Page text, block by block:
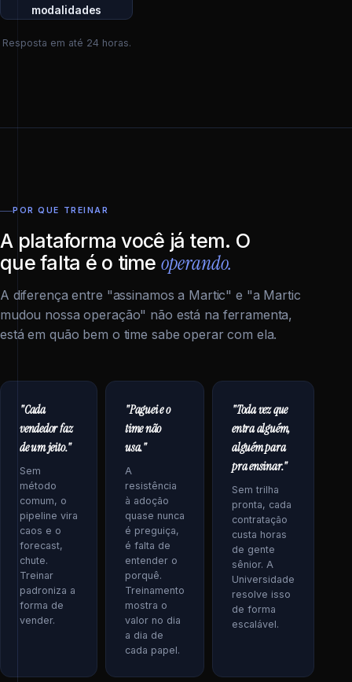
modalidades
Resposta em até 24 horas.
POR QUE TREINAR
A plataforma você já tem. O
que falta é o time operando.
A diferença entre "assinamos a Martic" e "a Martic
mudou nossa operação" não está na ferramenta,
está em quão bem o time sabe operar com ela.
"Cada
vendedor faz
de um jeito."
Sem
método
comum, o
pipeline vira
caos e o
forecast,
chute.
Treinar
padroniza a
forma de
vender.
"Paguei e o
time não
usa."
A
resistência
à adoção
quase nunca
é preguiça,
é falta de
entender o
porquê.
Treinamento
mostra o
valor no dia
a dia de
cada papel.
"Toda vez que
entra alguém,
alguém para
pra ensinar."
Sem trilha
pronta, cada
contratação
custa horas
de gente
sênior. A
Universidade
resolve isso
de forma
escalável.